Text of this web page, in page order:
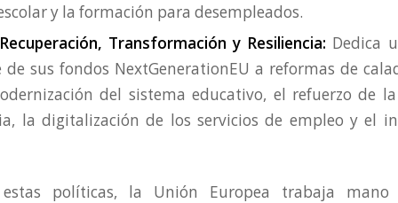
y la formación para desempleados.
Transformación y Resiliencia: Dedica
sus fondos NextGenerationEU a reformas de
del sistema educativo, el refuerzo de
la digitalización de los servicios de empleo y el
políticas, la Unión Europea trabaja